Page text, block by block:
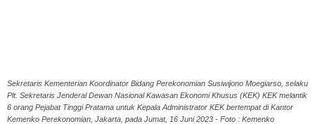
Sekretaris Kementerian Koordinator Bidang Perekonomian Susiwijono Moegiarso, selaku
Plt. Sekretaris Jenderal Dewan Nasional Kawasan Ekonomi Khusus (KEK) KEK melantik
6 orang Pejabat Tinggi Pratama untuk Kepala Administrator KEK bertempat di Kantor
Kemenko Perekonomian, Jakarta, pada Jumat, 16 Juni 2023 - Foto : Kemenko